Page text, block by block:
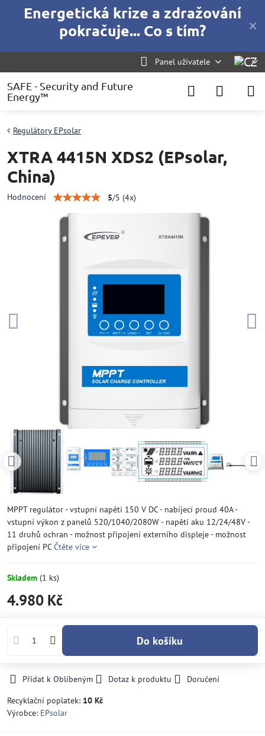
✕
Energetická krize a zdražování
pokračuje... Co s tím?
Panel uživatele
SAFE - Security and Future
Energy™
Regulátory EPsolar
XTRA 4415N XDS2 (EPsolar,
China)
Hodnocení 5/5 (4x)
MPPT regulátor - vstupní napětí 150 V DC - nabíjecí proud 40A -
vstupní výkon z panelů 520/1040/2080W - napětí aku 12/24/48V -
11 druhů ochran - možnost připojení externího displeje - možnost
připojení PCČtěte více
Skladem (1 ks)
4.980 Kč
Do košíku
Přidat k Oblíbeným Dotaz k produktu
Doručení
Recyklační poplatek: 10 Kč
Výrobce: EPsolar